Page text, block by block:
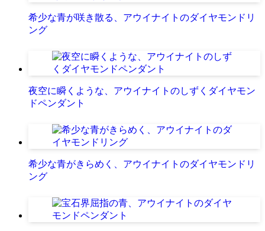
希少な青が咲き散る、アウイナイトのダイヤモンドリ
ング
夜空に瞬くような、アウイナイトのしずくダイヤモン
ドペンダント
希少な青がきらめく、アウイナイトのダイヤモンドリ
ング